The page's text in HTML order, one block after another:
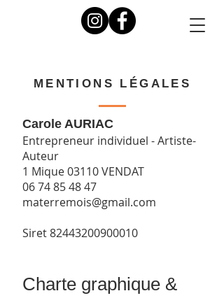
MENTIONS LÉGALES
Carole AURIAC
Entrepreneur individuel - Artiste-
Auteur
1 Mique 03110 VENDAT
06 74 85 48 47
materremois@gmail.com
Siret82443200900010
Charte graphique &